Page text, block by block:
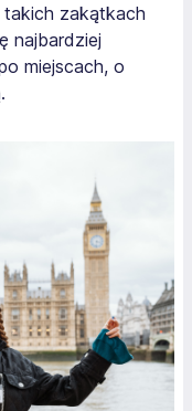
zakątkach
najbardziej
miejscach, o